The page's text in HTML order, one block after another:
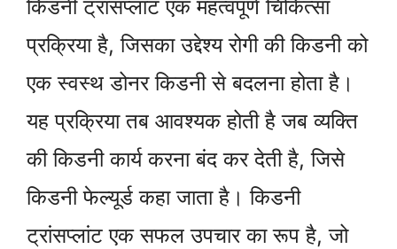
किडनी ट्रांसप्लांट एक महत्वपूर्ण चिकित्सा
प्रक्रिया है, जिसका उद्देश्य रोगी की किडनी को
एक स्वस्थ डोनर किडनी से बदलना होता है।
यह प्रक्रिया तब आवश्यक होती है जब व्यक्ति
की किडनी कार्य करना बंद कर देती है, जिसे
किडनी फेल्यूर्ड कहा जाता है। किडनी
ट्रांसप्लांट एक सफल उपचार का रूप है, जो